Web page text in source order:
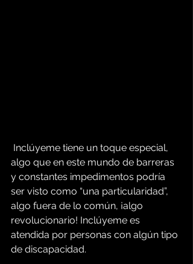
algo que en este mundo de barreras
y constantes impedimentos podría
ser visto como “una particularidad”,
algo fuera de lo común, ¡algo
revolucionario! Inclúyeme es
atendida por personas con algún tipo
de discapacidad.